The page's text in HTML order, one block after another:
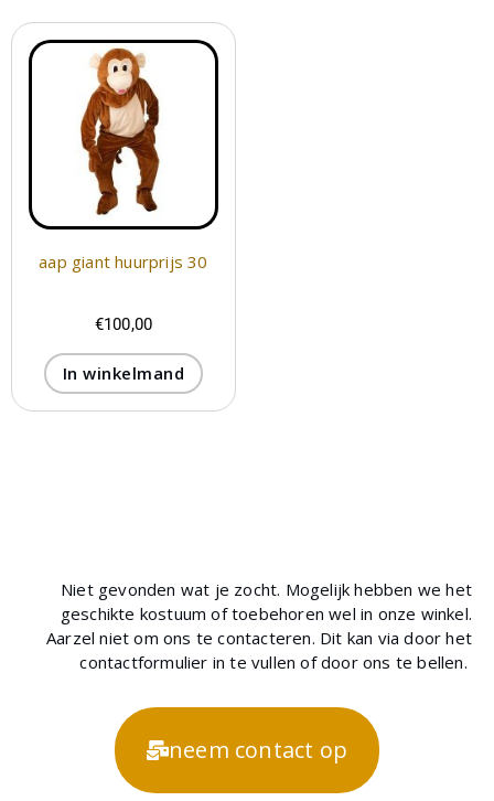
aap giant huurprijs 30
€100,00
In winkelmand
Niet gevonden wat je zocht. Mogelijk hebben we het
geschikte kostuum of toebehoren wel in onze winkel.
Aarzel niet om ons te contacteren. Dit kan via door het
contactformulier in te vullen of door ons te bellen.
neem contact op